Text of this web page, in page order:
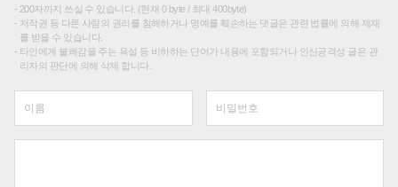
200자까지 쓰실 수 있습니다. (현재 0 byte / 최대 400byte)
저작권 등 다른 사람의 권리를 침해하거나 명예를 훼손하는 댓글은 관련 법률에 의해 제재
를 받을 수 있습니다.
타인에게 불쾌감을 주는 욕설 등 비하하는 단어가 내용에 포함되거나 인신공격성 글은 관
리자의 판단에 의해 삭제 합니다.